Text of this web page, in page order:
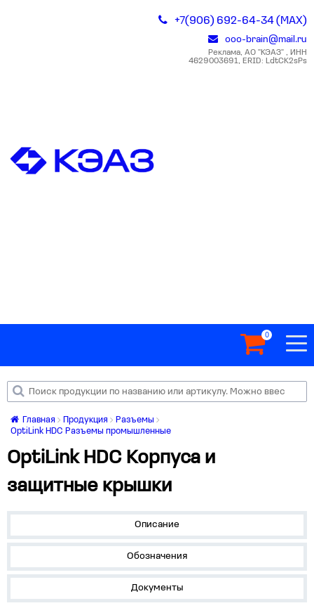
+7(906) 692-64-34 (MAX)
ooo-brain@mail.ru
Реклама, АО "КЭАЗ" , ИНН
4629003691, ERID: LdtCK2sPs
0
Главная Продукция
Разъемы
OptiLink HDC Разъемы промышленные
OptiLink HDC Корпуса и
защитные крышки
Описание
Обозначения
Документы